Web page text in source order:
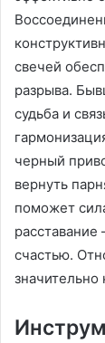
свечей
разрыва.
судьба и
черный
вернуть
поможет
счастью.
значительно